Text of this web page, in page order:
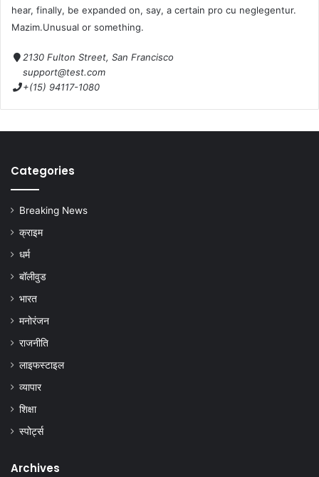
hear, finally, be expanded on, say, a certain pro cu neglegentur.
Mazim.Unusual or something.
2130 Fulton Street, San Francisco
support@test.com
+(15) 94117-1080
Categories
Breaking News
क्राइम
धर्म
बॉलीवुड
भारत
मनोरंजन
राजनीति
लाइफस्टाइल
व्यापार
शिक्षा
स्पोर्ट्स
Archives